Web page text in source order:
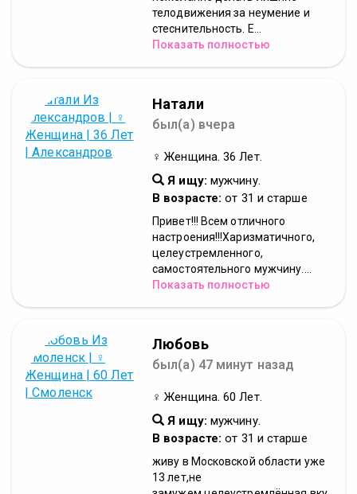
телодвижения за неумение и
стеснительность. Е...
Показать полностью
Натали
был(а) вчера
♀ Женщина. 36 Лет.
Я ищу: мужчину.
В возрасте: от 31 и старше
Привет!!! Всем отличного
настроения!!!Харизматичного,
целеустремленного,
самостоятельного мужчину....
Показать полностью
Любовь
был(а) 47 минут назад
♀ Женщина. 60 Лет.
Я ищу: мужчину.
В возрасте: от 31 и старше
живу в Московской области уже
13 лет,не